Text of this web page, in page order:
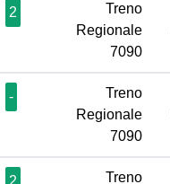
2
Treno
Regionale
7090
-
Treno
Regionale
7090
2
Treno